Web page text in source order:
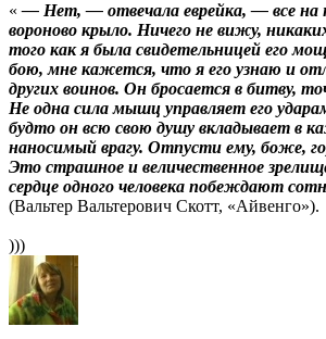
« — Нет, — отвечала еврейка, — все на
вороново крыло. Ничего не вижу,
того как я была свидетельницей его
бою, мне кажется, что я его узнаю и
других воинов. Он бросается в битву,
Не одна сила мышц управляет его
будто он всю свою душу вкладывает в
наносимый врагу. Отпусти ему, боже,
Это страшное и величественное
сердце одного человека побеждают
(Вальтер Вальтерович Скотт, «Айвенго»).
)))